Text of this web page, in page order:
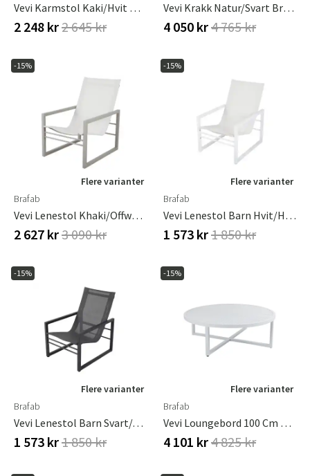
Vevi Karmstol Kaki/hvit Brafab
2 248 kr2 645 kr
Vevi Krakk Natur/svart Brafab
4 050 kr4 765 kr
-15%
Flere varianter
Brafab
Vevi Lenestol Khaki/Offwhite
2 627 kr3 090 kr
-15%
Flere varianter
Brafab
Vevi Lenestol Barn Hvit/hvit Brafab
1 573 kr1 850 kr
-15%
Flere varianter
Brafab
Vevi Lenestol Barn Svart/antrasitt Brafab
1 573 kr1 850 kr
-15%
Flere varianter
Brafab
Vevi Loungebord 100 Cm Hvit Brafab
4 101 kr4 825 kr